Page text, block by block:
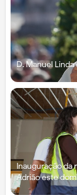
D. Manuel
Inauguração da
Adrião este